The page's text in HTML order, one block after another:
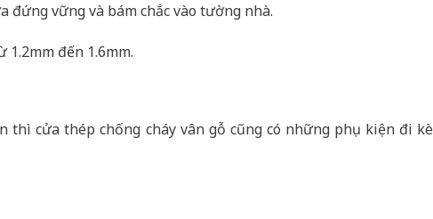
đứng vững và bám chắc vào tường nhà.
1.2mm đến 1.6mm.
thì cửa thép chống cháy vân gỗ cũng có những phụ kiện đi